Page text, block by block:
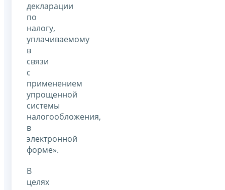
декларации
по
налогу,
уплачиваемому
в
связи
с
применением
упрощенной
системы
налогообложения,
в
электронной
форме».
В
целях